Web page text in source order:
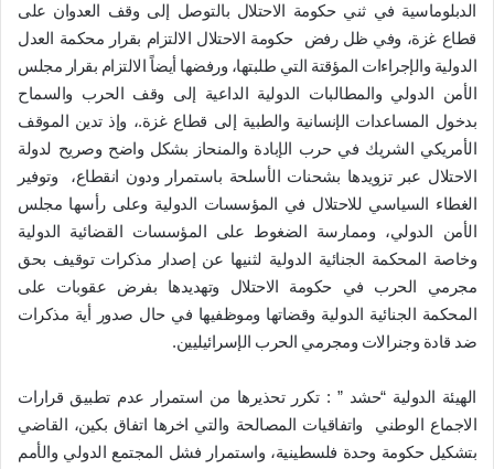
الدبلوماسية في ثني حكومة الاحتلال بالتوصل إلى وقف العدوان على
قطاع غزة، وفي ظل رفض حكومة الاحتلال الالتزام بقرار محكمة العدل
الدولية والإجراءات المؤقتة التي طلبتها، ورفضها أيضاً الالتزام بقرار مجلس
الأمن الدولي والمطالبات الدولية الداعية إلى وقف الحرب والسماح
بدخول المساعدات الإنسانية والطبية إلى قطاع غزة.، وإذ تدين الموقف
الأمريكي الشريك في حرب الإبادة والمنحاز بشكل واضح وصريح لدولة
الاحتلال عبر تزويدها بشحنات الأسلحة باستمرار ودون انقطاع، وتوفير
الغطاء السياسي للاحتلال في المؤسسات الدولية وعلى رأسها مجلس
الأمن الدولي، وممارسة الضغوط على المؤسسات القضائية الدولية
وخاصة المحكمة الجنائية الدولية لثنيها عن إصدار مذكرات توقيف بحق
مجرمي الحرب في حكومة الاحتلال وتهديدها بفرض عقوبات على
المحكمة الجنائية الدولية وقضاتها وموظفيها في حال صدور أية مذكرات
ضد قادة وجنرالات ومجرمي الحرب الإسرائيليين.
الهيئة الدولية “حشد ” : تكرر تحذيرها من استمرار عدم تطبيق قرارات
الاجماع الوطني واتفاقيات المصالحة والتي اخرها اتفاق بكين، القاضي
بتشكيل حكومة وحدة فلسطينية، واستمرار فشل المجتمع الدولي والأمم